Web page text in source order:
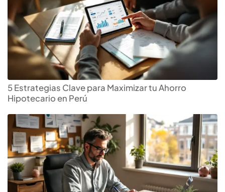
5 Estrategias Clave para Maximizar tu Ahorro
Hipotecario en Perú